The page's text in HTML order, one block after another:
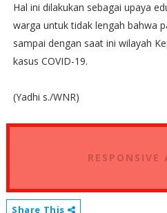
Hal ini dilakukan sebagai upaya
warga untuk tidak lengah bahwa
sampai dengan saat ini wilayah
kasus COVID-19.
(Yadhi s./WNR)
RESPONSIVE
Share This